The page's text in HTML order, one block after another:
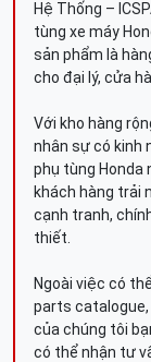
Hệ Thống –
tùng xe máy
sản phẩm là
cho đại lý, cửa
Với kho hàng
nhân sự có kinh
phụ tùng Honda
khách hàng trải
cạnh tranh,
thiết.
Ngoài việc có
parts
của chúng tôi
có thể nhận tư